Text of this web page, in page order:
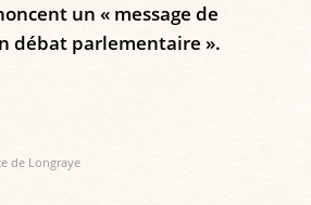
un « message de
débat parlementaire ».
de Longraye